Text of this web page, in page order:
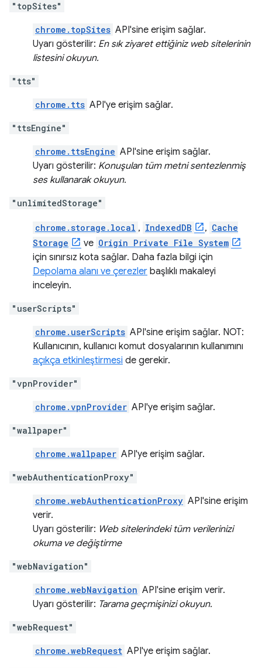
"topSites"
chrome.topSites API'sine erişim sağlar.
Uyarı gösterilir: En sık ziyaret ettiğiniz web sitelerinin
listesini okuyun.
"tts"
chrome.tts API'ye erişim sağlar.
"ttsEngine"
chrome.ttsEngine API'sine erişim sağlar.
Uyarı gösterilir: Konuşulan tüm metni sentezlenmiş
ses kullanarak okuyun.
"unlimitedStorage"
chrome.storage.local , IndexedDB , Cache
Storage
ve Origin Private File System
için sınırsız kota sağlar. Daha fazla bilgi için
Depolama alanı ve çerezler başlıklı makaleyi
inceleyin.
"userScripts"
chrome.userScripts API'sine erişim sağlar. NOT:
Kullanıcının, kullanıcı komut dosyalarının kullanımını
açıkça etkinleştirmesi de gerekir.
"vpnProvider"
chrome.vpnProvider API'ye erişim sağlar.
"wallpaper"
chrome.wallpaper API'ye erişim sağlar.
"webAuthenticationProxy"
chrome.webAuthenticationProxy API'sine erişim
verir.
Uyarı gösterilir: Web sitelerindeki tüm verilerinizi
okuma ve değiştirme
"webNavigation"
chrome.webNavigation API'sine erişim verir.
Uyarı gösterilir: Tarama geçmişinizi okuyun.
"webRequest"
chrome.webRequest API'ye erişim sağlar.